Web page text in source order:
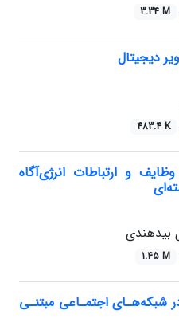
3.34 M
دیجیتال
483.4 K
و ارتباطات انرژی‌آگاه
بیدهندی
1.45 M
اجتمـاعی مبتنـی